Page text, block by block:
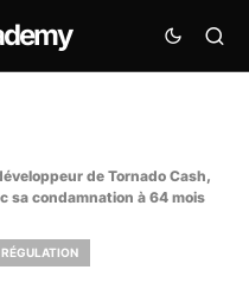
de Tornado Cash,
sa condamnation à 64 mois